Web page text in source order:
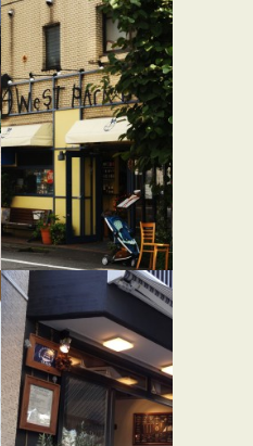
ル カフェ
デュ ボン
ボン ★★☆
カフェ・喫茶店
スイーツ
ウエスト
パークカ
フェ 代々